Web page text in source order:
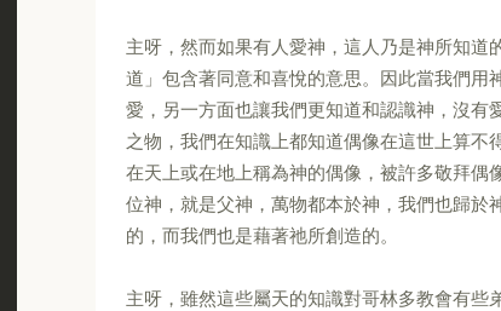
主呀，然而如果有人愛神，這人乃是神所知
道」包含著同意和喜悅的意思。因此當我們用
愛，另一方面也讓我們更知道和認識神，沒有
之物，我們在知識上都知道偶像在這世上算
在天上或在地上稱為神的偶像，被許多敬拜偶
位神，就是父神，萬物都本於神，我們也歸於
的，而我們也是藉著祂所創造的。
主呀，雖然這些屬天的知識對哥林多教會有